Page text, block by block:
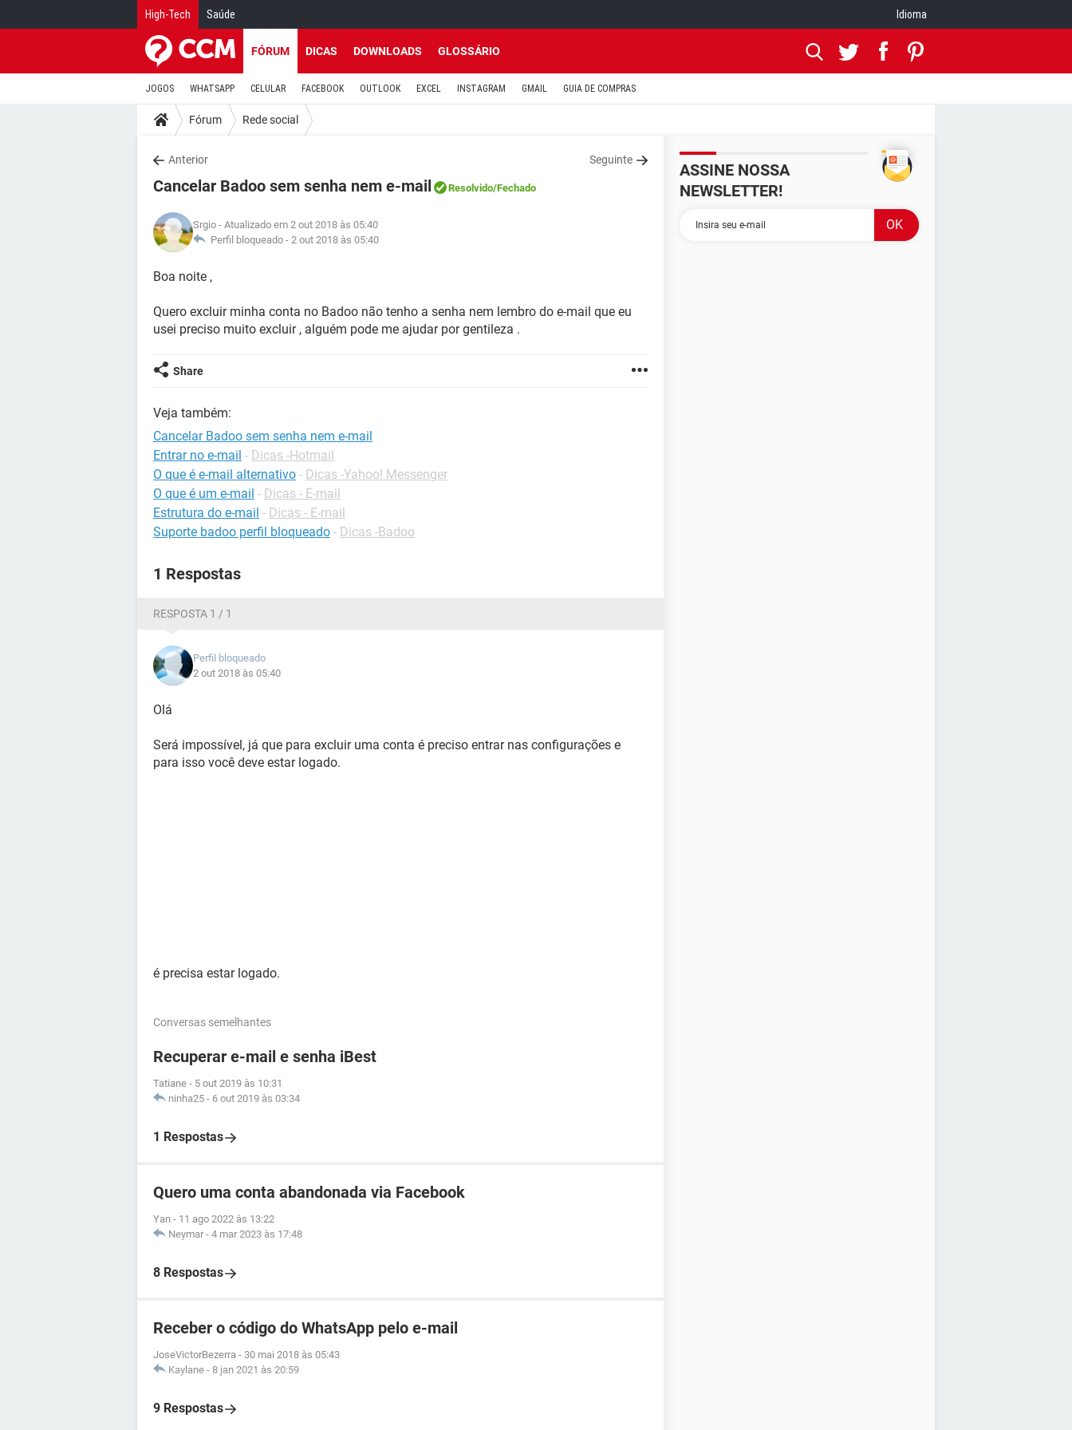
High-Tech Saúde Idioma
FÓRUM DICAS DOWNLOADS GLOSSÁRIO
JOGOS WHATSAPP CELULAR FACEBOOK OUTLOOK EXCEL INSTAGRAM GMAIL GUIA DE COMPRAS
Fórum Rede social
Anterior Seguinte
Cancelar Badoo sem senha nem e-mail Resolvido/Fechado
Srgio - Atualizado em 2 out 2018 às 05:40
Perfil bloqueado - 2 out 2018 às 05:40
Boa noite ,
Quero excluir minha conta no Badoo não tenho a senha nem lembro do e-mail que eu
usei preciso muito excluir , alguém pode me ajudar por gentileza .
Share
Veja também:
Cancelar Badoo sem senha nem e-mail
Entrar no e-mail - Dicas -Hotmail
O que é e-mail alternativo - Dicas -Yahoo! Messenger
O que é um e-mail - Dicas - E-mail
Estrutura do e-mail - Dicas - E-mail
Suporte badoo perfil bloqueado - Dicas -Badoo
1 Respostas
RESPOSTA 1 / 1
Perfil bloqueado
2 out 2018 às 05:40
Olá
Será impossível, já que para excluir uma conta é preciso entrar nas configurações e
para isso você deve estar logado.
é precisa estar logado.
Conversas semelhantes
Recuperar e-mail e senha iBest
Tatiane - 5 out 2019 às 10:31
ninha25 - 6 out 2019 às 03:34
1 Respostas
Quero uma conta abandonada via Facebook
Yan - 11 ago 2022 às 13:22
Neymar - 4 mar 2023 às 17:48
8 Respostas
Receber o código do WhatsApp pelo e-mail
JoseVictorBezerra - 30 mai 2018 às 05:43
Kaylane - 8 jan 2021 às 20:59
9 Respostas
ASSINE NOSSA
NEWSLETTER!